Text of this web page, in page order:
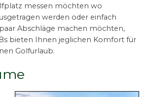
messen möchten wo
werden oder einfach
Abschläge machen möchten,
bieten Ihnen jeglichen Komfort für
Golfurlaub.